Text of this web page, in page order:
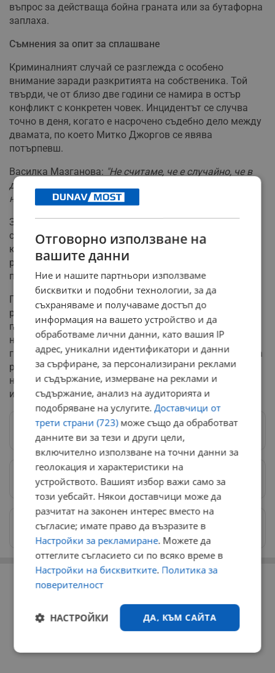
въпрос за действаща бойна граната или за бутафорна
заплаха.
Съмнения за опит за сплашване
Криминалният случай се разглежда с особено
внимание заради разкритията на собственика. Той
твърди, че от близо две години се намира в остър
конфликт с конкретен човек. Инцидентът се случва
точно в деня, когато е насрочено съдебно дело между
двамата, по което Митко Джоргов се явява
потърпевш.
Василка Мазганова: "Не считаме, че е случайно, че в
деня на делото да бъде открита бомба в автомобила
на моя клиент."
Защитата изразява сериозни съмнения за евентуална
съпричастност на лицето, с което собственикът е в
конфликт. Очакванията са прокуратурата и
разследващите органи да извършат задълбочена
проверка на фактите и мотивите.
По данни на потърпевшия, охранителни камери в
района са заснели неидентифициран човек да
преминава покрай автомобила около 3:00 часа през
нощта – броени часове преди откриването на
гранатата. Записите вече са предадени на органите на
реда. Разследването продължава, като към момента
няма официална информация за задържан
извършител.
Следвай ни в Google News →
Предпочитани източници→
Изпращайте снимки и информация на
news@dunavmost.com
РЕКЛАМА
Отговорно използване на
вашите данни
Ние и нашите партньори използваме
бисквитки и подобни технологии, за да
съхраняваме и получаваме достъп до
информация на вашето устройство и да
обработваме лични данни, като вашия IP
адрес, уникални идентификатори и данни
за сърфиране, за персонализирани реклами
и съдържание, измерване на реклами и
съдържание, анализ на аудиторията и
подобряване на услугите.Доставчици от
трети страни (723)може също да обработват
данните ви за тези и други цели,
включително използване на точни данни за
геолокация и характеристики на
устройството. Вашият избор важи само за
този уебсайт. Някои доставчици може да
разчитат на законен интерес вместо на
съгласие; имате право да възразите в
Настройки за рекламиране. Можете да
оттеглите съгласието си по всяко време в
Настройки на бисквитките. Политика за
поверителност
ДА, КЪМ САЙТА
НАСТРОЙКИ
Строго
Ефективност